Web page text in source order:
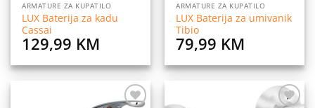
ARMATURE ZA KUPATILO
LUX Baterija za kadu
Cassai
129,99 KM
ARMATURE ZA KUPATILO
LUX Baterija za umivanik
Tibio
79,99 KM